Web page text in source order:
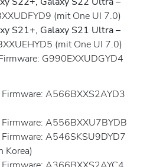
(mit One UI 7.0)
S21+, Galaxy S21 Ultra –
(mit One UI 7.0)
G990EXXUDGYD4
Firmware: A566BXXS2AYD3
Firmware: A556BXXU7BYDB
Firmware: A546SKSU9DYD7
Korea)